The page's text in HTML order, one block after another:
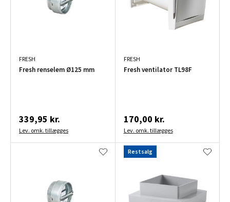
FRESH
Fresh renselem Ø125 mm
339,95 kr.
Lev. omk. tillægges
FRESH
Fresh ventilator TL98F
170,00 kr.
Lev. omk. tillægges
Restsalg